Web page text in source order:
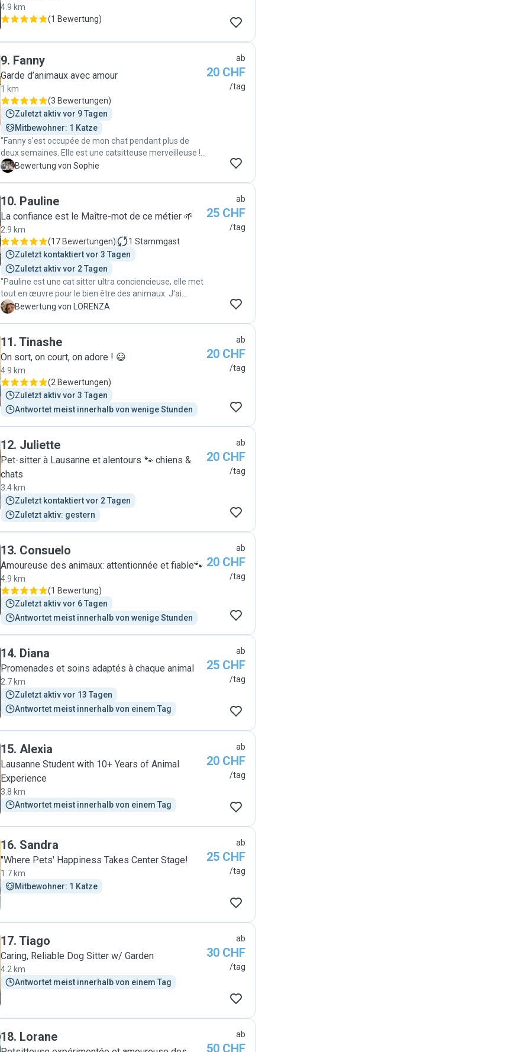
4.9 km
(1 Bewertung)
9. Fanny
Garde d’animaux avec amour
1 km
(3 Bewertungen)
Zuletzt aktiv vor 9 Tagen
Mitbewohner: 1 Katze
"Fanny s'est occupée de mon chat pendant plus de
deux semaines. Elle est une catsitteuse merveilleuse !
Pleine de douceur et de gentillesse pour les animaux,
chat) avec enthousiasme et une grande gentillesse.
Mon chat a eu beaucoup de chance ! Elle s'est
sincèrement intéressée à mon chat et a fait bien plus
que ce que je demandais. Elle a par ailleurs gentiment
accepté d'arroser mes plantes et s'est proposée de
relever mon courrier. Vous pouvez absolument vous
fier à elle ; en cas de besoin, je n'hésiterai pas à la
recontacter. Mille mercis Fanny ! "
S Bewertung von Sophie
ab
20 CHF
/tag
10. Pauline
La confiance est le Maître-mot de ce métier 🌱
2.9 km
(17 Bewertungen) 1 Stammgast
Zuletzt kontaktiert vor 3 Tagen
Zuletzt aktiv vor 2 Tagen
"Pauline est une cat sitter ultra conciencieuse, elle met
tout en œuvre pour le bien être des animaux. J'ai
retrouvé mes 2 loulous tranquilles, aucune trace de
L Bewertung von LORENZA
ab
25 CHF
/tag
11. Tinashe
On sort, on court, on adore ! 😃
4.9 km
(2 Bewertungen)
Zuletzt aktiv vor 3 Tagen
Antwortet meist innerhalb von wenige Stunden
ab
20 CHF
/tag
12. Juliette
Pet-sitter à Lausanne et alentours 🐾 chiens &
chats
3.4 km
Zuletzt kontaktiert vor 2 Tagen
Zuletzt aktiv: gestern
ab
20 CHF
/tag
13. Consuelo
Amoureuse des animaux: attentionnée et fiable🐾
4.9 km
(1 Bewertung)
Zuletzt aktiv vor 6 Tagen
Antwortet meist innerhalb von wenige Stunden
ab
20 CHF
/tag
14. Diana
Promenades et soins adaptés à chaque animal
2.7 km
Zuletzt aktiv vor 13 Tagen
Antwortet meist innerhalb von einem Tag
ab
25 CHF
/tag
15. Alexia
Lausanne Student with 10+ Years of Animal
Experience
3.8 km
Antwortet meist innerhalb von einem Tag
ab
20 CHF
/tag
16. Sandra
"Where Pets' Happiness Takes Center Stage!
1.7 km
Mitbewohner: 1 Katze
ab
25 CHF
/tag
17. Tiago
Caring, Reliable Dog Sitter w/ Garden
4.2 km
Antwortet meist innerhalb von einem Tag
ab
30 CHF
/tag
18. Lorane ab
50 CHF